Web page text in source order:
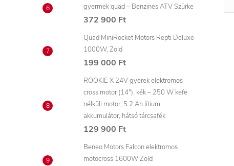
gyermek quad – Benzines ATV Szürke
372 900 Ft
Quad MiniRocket Motors Repti Deluxe
1000W, Zöld
199 000 Ft
ROOKIE X 24V gyerek elektromos
cross motor (14"), kék – 250 W kefe
nélküli motor, 5.2 Ah lítium
akkumulátor, hátsó tárcsafék
129 900 Ft
Beneo Motors Falcon elektromos
motocross 1600W Zöld